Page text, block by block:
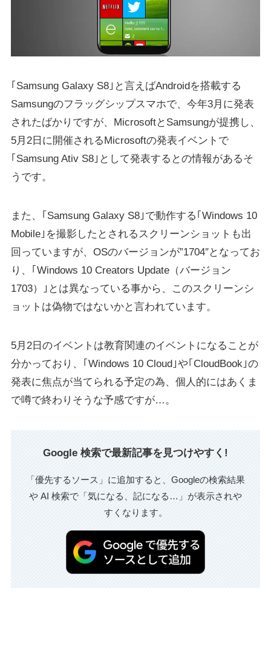
｢Samsung Galaxy S8｣と言えばAndroidを搭載する
Samsungのフラッグシップスマホで、今年3月に発表
されたばかりですが、MicrosoftとSamsungが提携し、
5月2日に開催されるMicrosoftの発表イベントで
｢Samsung Ativ S8｣として発表するとの情報があるそ
うです。
また、｢Samsung Galaxy S8｣で動作する｢Windows 10
Mobile｣を撮影したとされるスクリーンショットも出
回っていますが、OSのバージョンが”1704″となってお
り、｢Windows 10 Creators Update（バージョン
1703）｣とは異なっている事から、このスクリーンシ
ョットは偽物ではないかと言われています。
5月2日のイベントは教育関連のイベントになることが
分かっており、｢Windows 10 Cloud｣や｢CloudBook｣の
発表に焦点が当てられる予定の為、個人的にはあくま
で噂で終わりそうな予感ですが…。
Google 検索で最新記事を見つけやすく!
「優先するソース」に追加すると、Googleの検索結果
や AI 検索で「気になる、記になる…」が表示されや
すくなります。